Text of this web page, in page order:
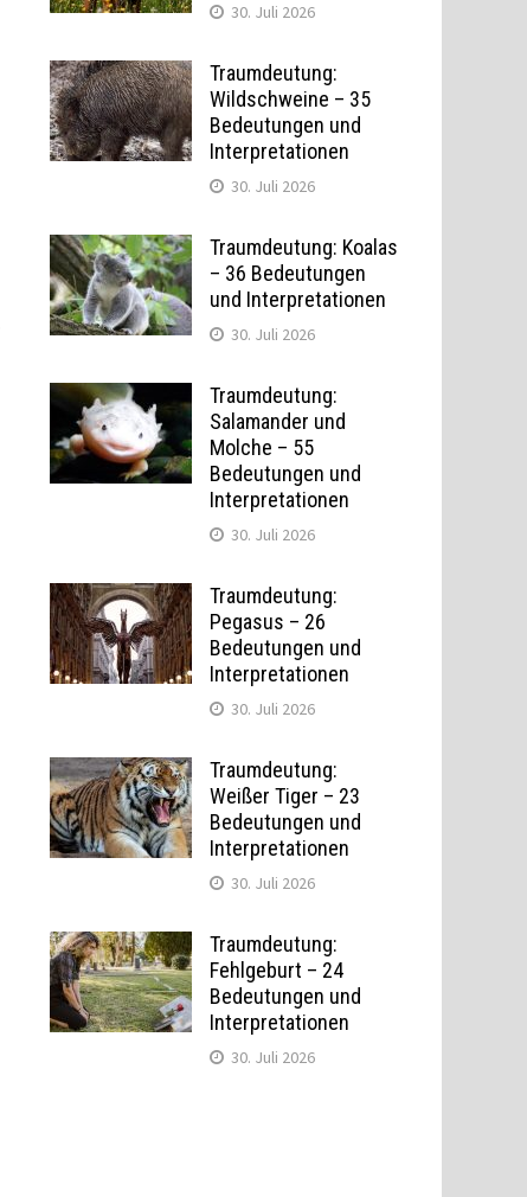
30. Juli 2026
Traumdeutung:
Wildschweine – 35
Bedeutungen und
Interpretationen
30. Juli 2026
Traumdeutung: Koalas
– 36 Bedeutungen
und Interpretationen
30. Juli 2026
Traumdeutung:
Salamander und
Molche – 55
Bedeutungen und
Interpretationen
30. Juli 2026
Traumdeutung:
Pegasus – 26
Bedeutungen und
Interpretationen
30. Juli 2026
Traumdeutung:
Weißer Tiger – 23
Bedeutungen und
Interpretationen
30. Juli 2026
Traumdeutung:
Fehlgeburt – 24
Bedeutungen und
Interpretationen
30. Juli 2026